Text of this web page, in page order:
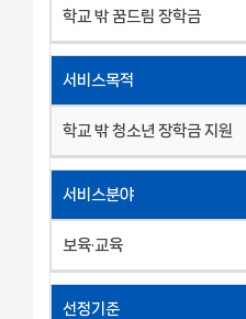
학교 밖 꿈드림 장학금
서비스목적
학교 밖 청소년 장학금 지원
서비스분야
보육·교육
선정기준